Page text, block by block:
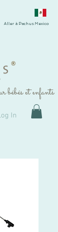
®
bébés et enfants
Aller à Pachus Mexico
In